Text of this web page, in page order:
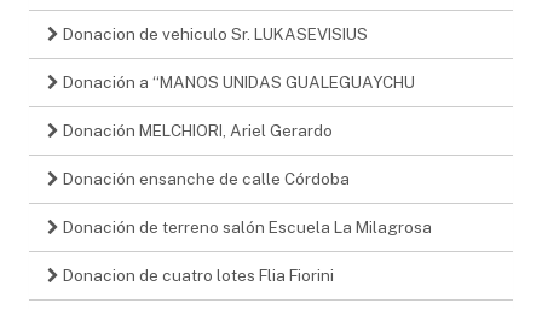
Donacion de vehiculo Sr. LUKASEVISIUS
Donación a “MANOS UNIDAS GUALEGUAYCHU
Donación MELCHIORI, Ariel Gerardo
Donación ensanche de calle Córdoba
Donación de terreno salón Escuela La Milagrosa
Donacion de cuatro lotes Flia Fiorini